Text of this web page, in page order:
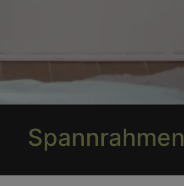
Spannrahmen